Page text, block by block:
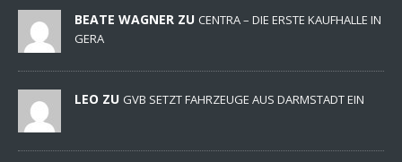
BEATE WAGNER ZU CENTRA – DIE ERSTE KAUFHALLE IN
GERA
LEO ZU GVB SETZT FAHRZEUGE AUS DARMSTADT EIN